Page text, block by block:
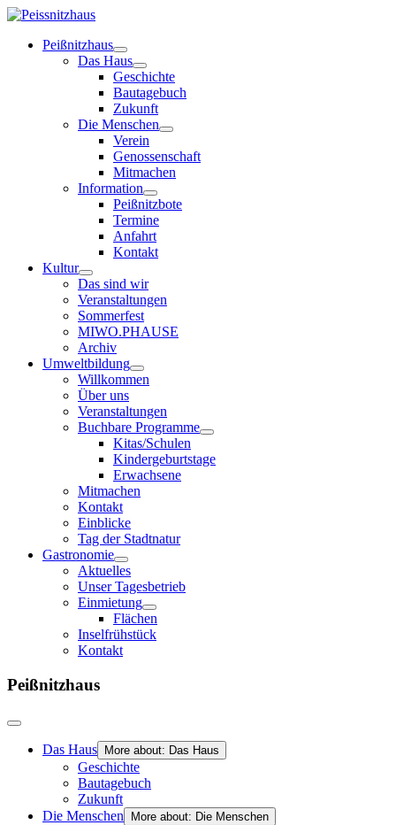
Peißnitzhaus
Das Haus
Geschichte
Bautagebuch
Zukunft
Die Menschen
Verein
Genossenschaft
Mitmachen
Information
Peißnitzbote
Termine
Anfahrt
Kontakt
Kultur
Das sind wir
Veranstaltungen
Sommerfest
MIWO.PHAUSE
Archiv
Umweltbildung
Willkommen
Über uns
Veranstaltungen
Buchbare Programme
Kitas/Schulen
Kindergeburtstage
Erwachsene
Mitmachen
Kontakt
Einblicke
Tag der Stadtnatur
Gastronomie
Aktuelles
Unser Tagesbetrieb
Einmietung
Flächen
Inselfrühstück
Kontakt
Peißnitzhaus
Das Haus More about: Das Haus
Geschichte
Bautagebuch
Zukunft
Die Menschen
More about: Die Menschen